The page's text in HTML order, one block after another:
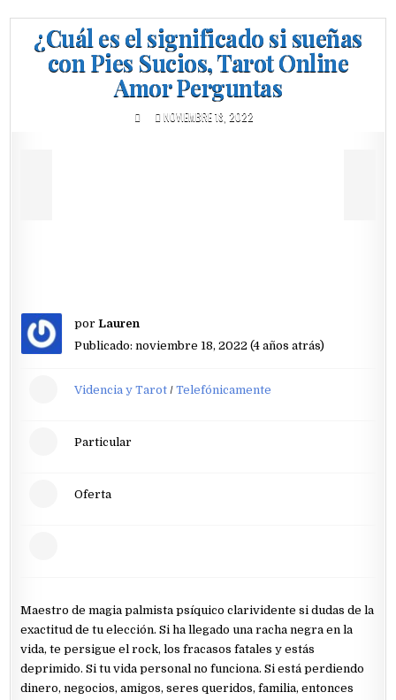
¿Cuál es el significado si sueñas
con Pies Sucios, Tarot Online
Amor Perguntas
NOVIEMBRE 18, 2022
porLauren
Publicado: noviembre 18, 2022 (4 años atrás)
Videncia y Tarot /Telefónicamente
Particular
Oferta
Maestro de magia palmista psíquico clarividente si dudas de la
exactitud de tu elección. Si ha llegado una racha negra en la
vida, te persigue el rock, los fracasos fatales y estás
deprimido. Si tu vida personal no funciona. Si está perdiendo
dinero, negocios, amigos, seres queridos, familia, entonces